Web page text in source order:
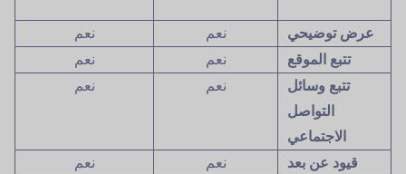
عرض توضيحي نعم
نعم
تتبع الموقع
نعم
نعم
تتبع وسائل
التواصل
الاجتماعي
نعم نعم
قيود عن بعد نعم نعم